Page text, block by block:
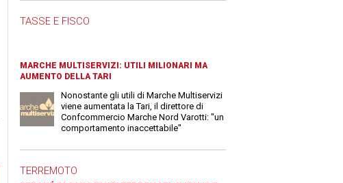
TASSE E FISCO
MARCHE MULTISERVIZI: UTILI MILIONARI MA
AUMENTO DELLA TARI
Nonostante gli utili di Marche Multiservizi
viene aumentata la Tari, il direttore di
Confcommercio Marche Nord Varotti: "un
comportamento inaccettabile"
TERREMOTO